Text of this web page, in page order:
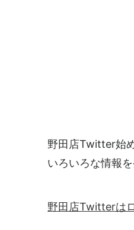
野田店Twitter始
いろいろな情報
野田店Twitterは